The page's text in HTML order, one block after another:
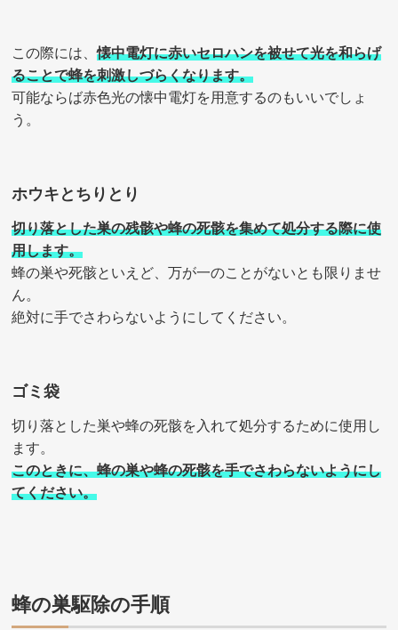
この際には、懐中電灯に赤いセロハンを被せて光を和らげ
ることで蜂を刺激しづらくなります。
可能ならば赤色光の懐中電灯を用意するのもいいでしょ
う。
ホウキとちりとり
切り落とした巣の残骸や蜂の死骸を集めて処分する際に使
用します。
蜂の巣や死骸といえど、万が一のことがないとも限りませ
ん。
絶対に手でさわらないようにしてください。
ゴミ袋
切り落とした巣や蜂の死骸を入れて処分するために使用し
ます。
このときに、蜂の巣や蜂の死骸を手でさわらないようにし
てください。
蜂の巣駆除の手順